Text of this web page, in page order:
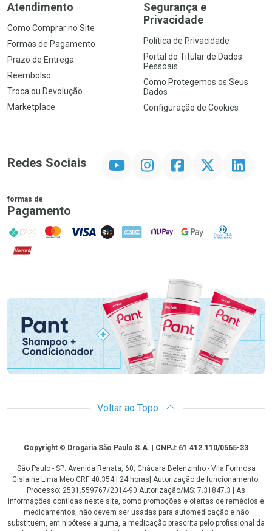
Atendimento
Como Comprar no Site
Formas de Pagamento
Prazo de Entrega
Reembolso
Troca ou Devolução
Marketplace
Segurança e
Privacidade
Política de Privacidade
Portal do Titular de Dados
Pessoais
Como Protegemos os Seus
Dados
Configuração de Cookies
Redes Sociais InstagramFacebookTwitter Linkedin
formas de
Pagamento
PIX MasterCard
VISA ELO AMEX NuPay Google PayDiners Club
Hipercard
Promoção em Destaque
Voltar ao Topo
CopyrightCopyright © Drogaria São Paulo S.A. | CNPJ: 61.412.110/0565-33
São Paulo - SP: Avenida Renata, 60, Chácara Belenzinho - Vila Formosa
Gislaine Lima Meo CRF 40.354 | 24 horas| Autorização de funcionamento:
Processo: 2531.559767/2014-90 Autorização/MS: 7.31847.3 | As
informações contidas neste site, como promoções e ofertas de remédios e
medicamentos, não devem ser usadas para automedicação e não
substituem, em hipótese alguma, a medicação prescrita pelo profissional da